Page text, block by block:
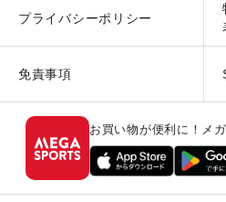
プライバシーポリシー
免責事項
お買い物が便利に！メ